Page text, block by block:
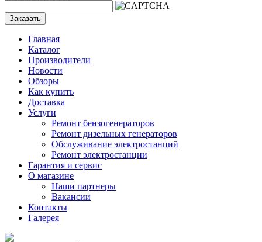
Заказать
Главная
Каталог
Производители
Новости
Обзоры
Как купить
Доставка
Услуги
Ремонт бензогенераторов
Ремонт дизельных генераторов
Обслуживание электростанций
Ремонт электростанции
Гарантия и сервис
О магазине
Наши партнеры
Вакансии
Контакты
Галерея